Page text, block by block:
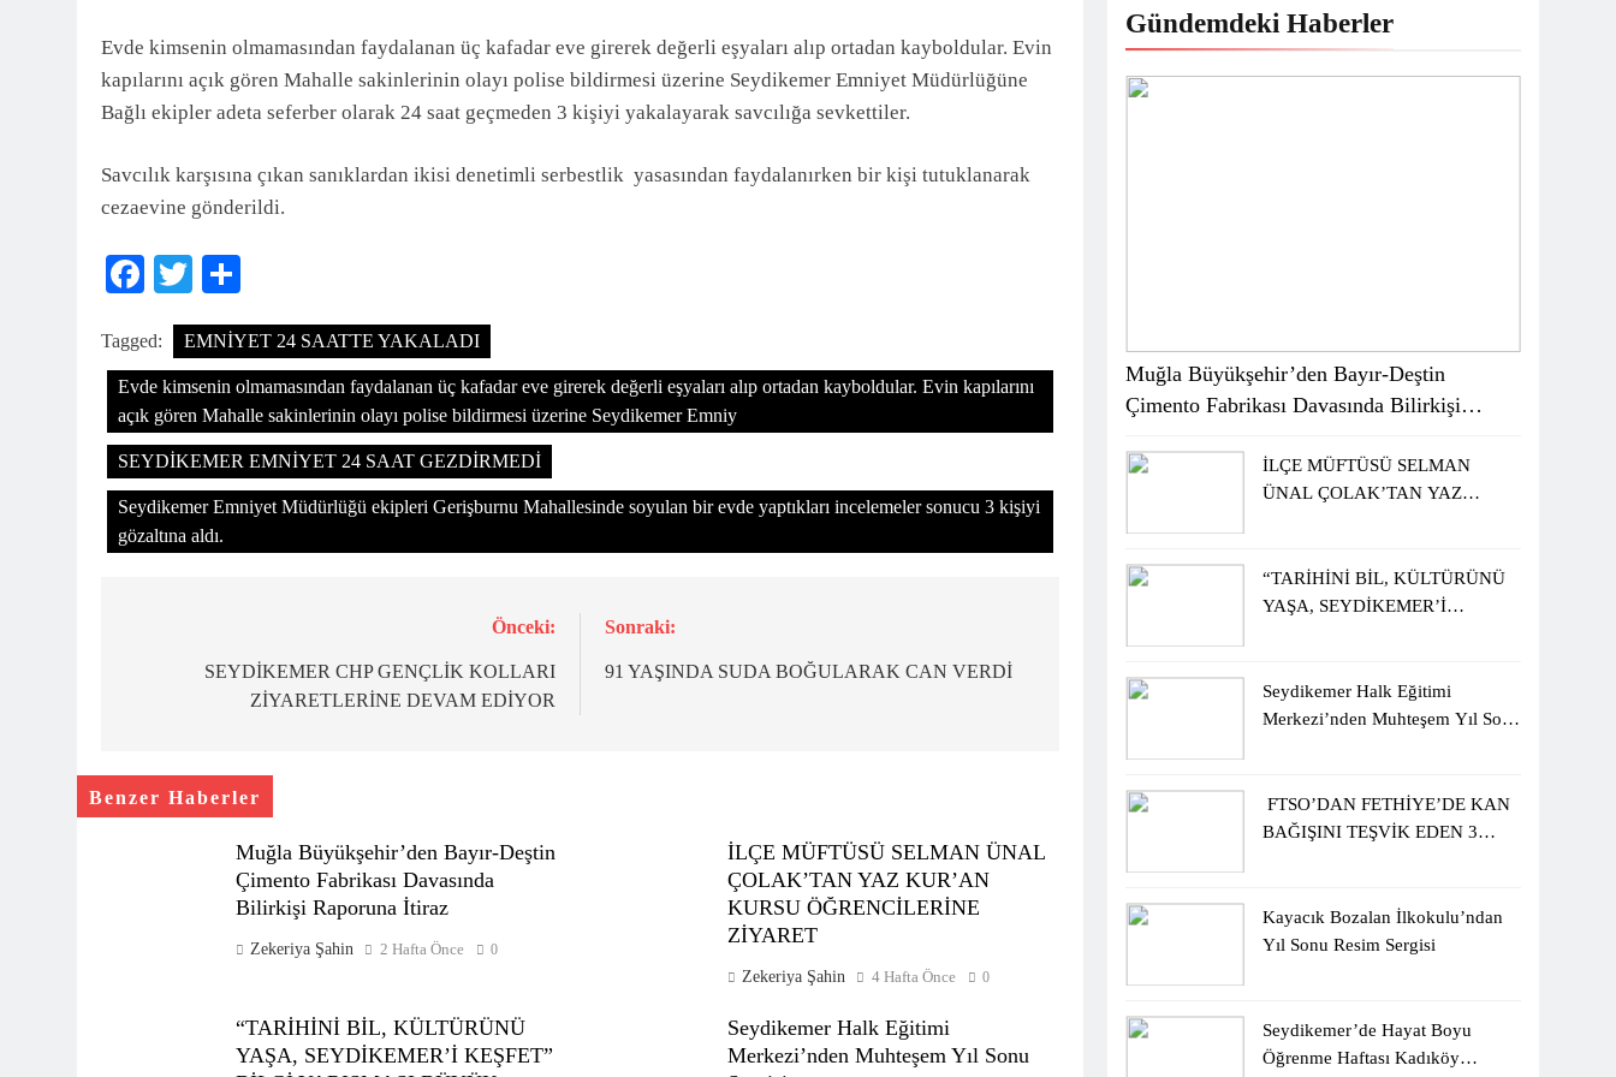
Evde kimsenin olmamasından faydalanan üç kafadar eve girerek değerli eşyaları alıp ortadan kayboldular. Evin
kapılarını açık gören Mahalle sakinlerinin olayı polise bildirmesi üzerine Seydikemer Emniyet Müdürlüğüne
Bağlı ekipler adeta seferber olarak 24 saat geçmeden 3 kişiyi yakalayarak savcılığa sevkettiler.
Savcılık karşısına çıkan sanıklardan ikisi denetimli serbestlik yasasından faydalanırken bir kişi tutuklanarak
cezaevine gönderildi.
Facebook
Twitter
Tagged: EMNİYET 24 SAATTE YAKALADI
Evde kimsenin olmamasından faydalanan üç kafadar eve girerek değerli eşyaları alıp ortadan kayboldular. Evin kapılarını
açık gören Mahalle sakinlerinin olayı polise bildirmesi üzerine Seydikemer Emniy
SEYDİKEMER EMNİYET 24 SAAT GEZDİRMEDİ
Seydikemer Emniyet Müdürlüğü ekipleri Gerişburnu Mahallesinde soyulan bir evde yaptıkları incelemeler sonucu 3 kişiyi
gözaltına aldı.
gezinmesi
Önceki:
SEYDİKEMER CHP GENÇLİK KOLLARI
ZİYARETLERİNE DEVAM EDİYOR
Sonraki:
91 YAŞINDA SUDA BOĞULARAK CAN VERDİ
Benzer Haberler
Muğla Büyükşehir’den Bayır-Deştin
Çimento Fabrikası Davasında
Bilirkişi Raporuna İtiraz
Zekeriya Şahin 2 Hafta Önce 0
İLÇE MÜFTÜSÜ SELMAN ÜNAL
ÇOLAK’TAN YAZ KUR’AN
KURSU ÖĞRENCİLERİNE
ZİYARET
Zekeriya Şahin 4 Hafta Önce 0
“TARİHİNİ BİL, KÜLTÜRÜNÜ
YAŞA, SEYDİKEMER’İ KEŞFET”
Seydikemer Halk Eğitimi
Merkezi’nden Muhteşem Yıl Sonu
Gündemdeki Haberler
Muğla Büyükşehir’den Bayır-Deştin
Çimento Fabrikası Davasında Bilirkişi
İLÇE MÜFTÜSÜ SELMAN
ÜNAL ÇOLAK’TAN YAZ
“TARİHİNİ BİL, KÜLTÜRÜNÜ
YAŞA, SEYDİKEMER’İ
Seydikemer Halk Eğitimi
Merkezi’nden Muhteşem Yıl Sonu
FTSO’DAN FETHİYE’DE KAN
BAĞIŞINI TEŞVİK EDEN 3
Kayacık Bozalan İlkokulu’ndan
Yıl Sonu Resim Sergisi
Seydikemer’de Hayat Boyu
Öğrenme Haftası Kadıköy